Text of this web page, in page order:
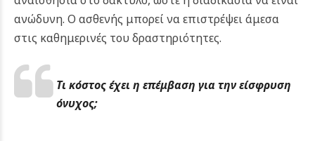
ανώδυνη. Ο ασθενής μπορεί να επιστρέψει άμεσα
στις καθημερινές του δραστηριότητες.
Τι κόστος έχει η επέμβαση για την είσφρυση
όνυχος;